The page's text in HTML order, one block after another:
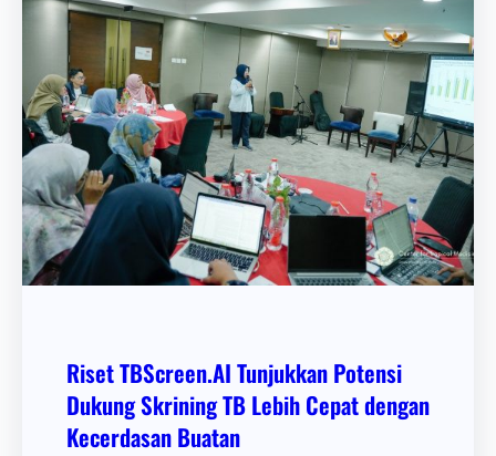
Riset TBScreen.AI Tunjukkan Potensi
Dukung Skrining TB Lebih Cepat dengan
Kecerdasan Buatan